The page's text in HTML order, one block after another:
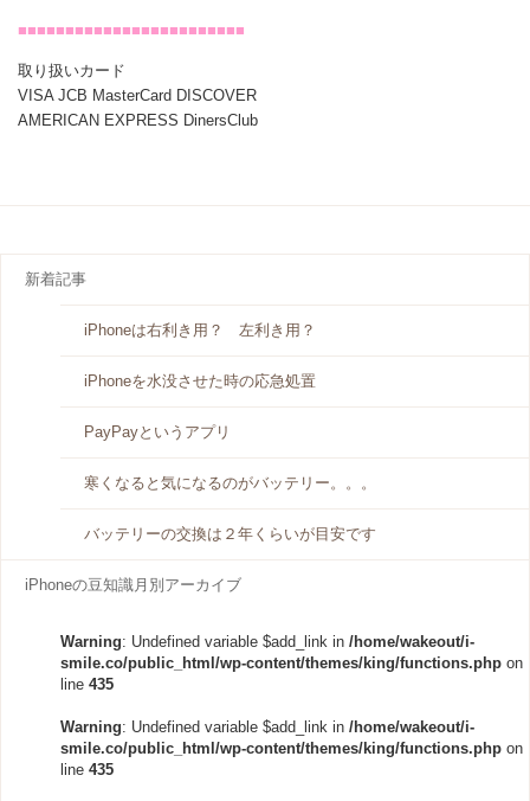
■■■■■■■■■■■■■■■■■■■■■■■■
取り扱いカード
VISA JCB MasterCard DISCOVER
AMERICAN EXPRESS DinersClub
新着記事
iPhoneは右利き用？ 左利き用？
iPhoneを水没させた時の応急処置
PayPayというアプリ
寒くなると気になるのがバッテリー。。。
バッテリーの交換は２年くらいが目安です
iPhoneの豆知識月別アーカイブ
Warning: Undefined variable $add_link in /home/wakeout/i-
smile.co/public_html/wp-content/themes/king/functions.php on
line 435
Warning: Undefined variable $add_link in /home/wakeout/i-
smile.co/public_html/wp-content/themes/king/functions.php on
line 435